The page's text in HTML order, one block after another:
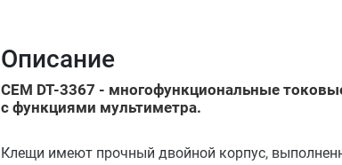
Описание
CEM DT-3367 - многофункциональные
с функциями мультиметра.
Клещи имеют прочный двойной корпус,